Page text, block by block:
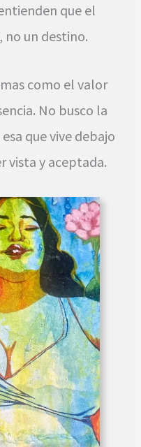
que el
no un destino.
como el valor
No busco la
que vive debajo
vista y aceptada.